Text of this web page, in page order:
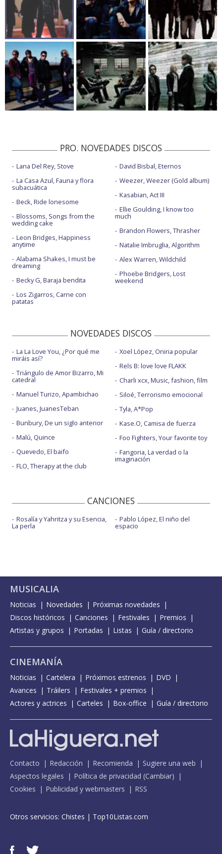
PRO. NOVEDADES DISCOS
Lana Del Rey, Stove
La Casa Azul, Fauna y flora
subacuática
Beck, Ride lonesome
Blossoms, Songs from the
wedding cake
Leon Bridges, Happiness
anytime
Alabama Shakes, I must be
dreaming
Becky G, Baraja bendita
Los Zigarros, Carne con
patatas
David Bisbal, Eternos
Weezer, Weezer (Gold album)
Kasabian, Act III
Ellie Goulding, I know too
much
Brandon Flowers, Thrasher
Natalie Imbruglia, Algorithm
Alex Warren, Wildchild
Phoebe Bridgers, Lost
weekend
NOVEDADES DISCOS
La La Love You, ¿Por qué me
miráis así?
Triángulo de Amor Bizarro, Mi
catedral
Manuel Turizo, Apambichao
Juanes, JuanesTeban
Bunbury, De un siglo anterior
Malú, Quince
Quevedo, El baifo
FLO, Therapy at the club
Xoel López, Oniria popular
Rels B: love love FLAKK
Charli xcx, Music, fashion, film
Siloé, Terrorismo emocional
Tyla, A*Pop
Kase.O, Camisa de fuerza
Foo Fighters, Your favorite toy
Fangoria, La verdad o la
imaginación
CANCIONES
Rosalía y Yahritza y su Esencia,
La perla
Pablo López, El niño del
espacio
MUSICALIA
Noticias Novedades
Próximas novedades
Discos históricos
Canciones Festivales
Premios
Artistas y grupos
Portadas Listas Guía / directorio
CINEMANÍA
Noticias Cartelera Próximos estrenos
DVD
Avances
Tráilers
Festivales + premios
Actores y actrices
Carteles Box-office Guía / directorio
Contacto Redacción Recomienda
Sugiere una web
Aspectos legales
Política de privacidad (Cambiar)
Cookies
Publicidad y webmasters RSS
Otros servicios: Chistes | Top10Listas.com